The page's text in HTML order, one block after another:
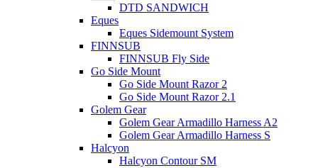
DTD SANDWICH
Eques
Eques Sidemount System
FINNSUB
FINNSUB Fly Side
Go Side Mount
Go Side Mount Razor 2
Go Side Mount Razor 2.1
Golem Gear
Golem Gear Armadillo Harness A2
Golem Gear Armadillo Harness S
Halcyon
Halcyon Contour SM